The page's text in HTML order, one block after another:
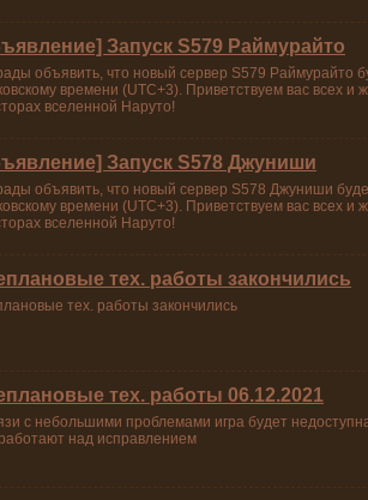
Запуск S579 Раймурайто
объявить, что новый сервер S579 Раймурайто
времени (UTC+3). Приветствуем вас всех
вселенной Наруто!
Запуск S578 Джуниши
объявить, что новый сервер S578 Джуниши
времени (UTC+3). Приветствуем вас всех
вселенной Наруто!
тех. работы закончились
тех. работы закончились
тех. работы 06.12.2021
с небольшими проблемами игра будет
над исправлением